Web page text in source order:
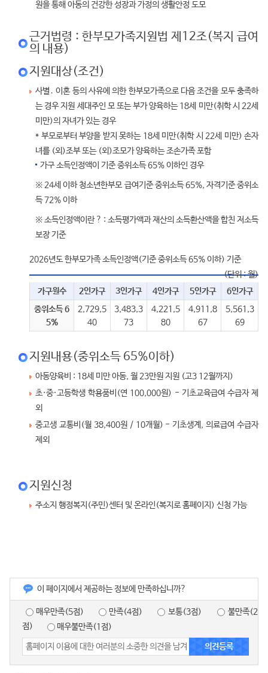
원을 통해 아동의 건강한 성장과 가정의 생활안정 도모
근거법령 : 한부모가족지원법 제12조(복지 급여
의 내용)
지원대상(조건)
사별․ 이혼 등의 사유에 의한 한부모가족으로 다음 조건을 모두 충족하
는 경우 지원 세대주인 모 또는 부가 양육하는 18세 미만(취학 시 22세
미만)의 자녀가 있는 경우
* 부모로부터 부양을 받지 못하는 18세 미만(취학 시 22세 미만) 손자
녀를 (외)조부 또는 (외)조모가 양육하는 조손가족 포함
가구 소득인정액이 기준 중위소득 65% 이하인 경우
※ 24세 이하 청소년한부모 급여기준 중위소득 65%, 자격기준 중위소
득 72% 이하
※ 소득인정액이란 ? : 소득평가액과 재산의 소득환산액을 합친 저소득
보장 기준
2026년도 한부모가족 소득인정액(기준 중위소득 65% 이하) 기준
(단위 : 월)
가구원수
2인가구 3인가구 4인가구 5인가구
6인가구
중위소득 6
5%
2,729,5
40
3,483,3
73
4,221,5
80
4,911,8
67
5,561,3
69
지원내용(중위소득 65%이하)
아동양육비 : 18세 미만 아동, 월 23만원 지원 (고3 12월까지)
초·중·고등학생 학용품비(연 100,000원) - 기초교육급여 수급자 제
외
중고생 교통비(월 38,400원 / 10개월) - 기초생계, 의료급여 수급자
제외
지원신청
주소지 행정복지(주민)센터 및 온라인(복지로 홈페이지) 신청 가능
이 페이지에서 제공하는 정보에 만족하십니까?
매우만족(5점) 만족(4점) 보통(3점)
점)
매우불만족(1점)